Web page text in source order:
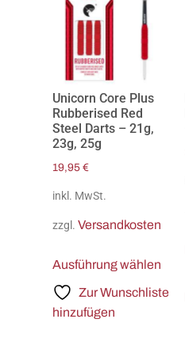
Unicorn Core Plus
Rubberised Red
Steel Darts – 21g,
23g, 25g
19,95 €
inkl. MwSt.
zzgl. Versandkosten
Ausführung wählen
Zur Wunschliste
hinzufügen